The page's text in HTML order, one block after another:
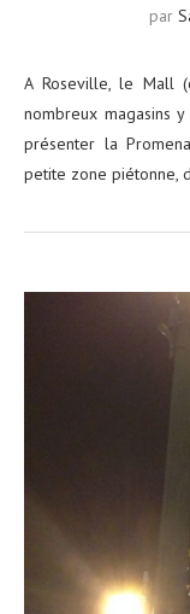
par
A Roseville, le Mall
nombreux magasins
présenter la
petite zone piétonne,